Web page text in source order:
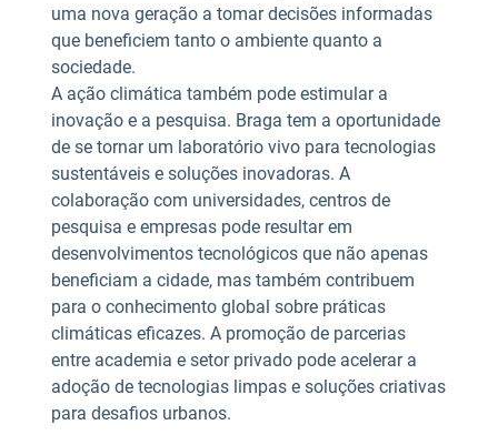
uma nova geração a tomar decisões informadas
que beneficiem tanto o ambiente quanto a
sociedade.
A ação climática também pode estimular a
inovação e a pesquisa. Braga tem a oportunidade
de se tornar um laboratório vivo para tecnologias
sustentáveis e soluções inovadoras. A
colaboração com universidades, centros de
pesquisa e empresas pode resultar em
desenvolvimentos tecnológicos que não apenas
beneficiam a cidade, mas também contribuem
para o conhecimento global sobre práticas
climáticas eficazes. A promoção de parcerias
entre academia e setor privado pode acelerar a
adoção de tecnologias limpas e soluções criativas
para desafios urbanos.